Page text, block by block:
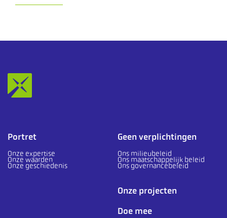
Portret
Onze expertise
Onze waarden
Onze geschiedenis
Geen verplichtingen
Ons milieubeleid
Ons maatschappelijk beleid
Ons governancebeleid
Onze projecten
Doe mee